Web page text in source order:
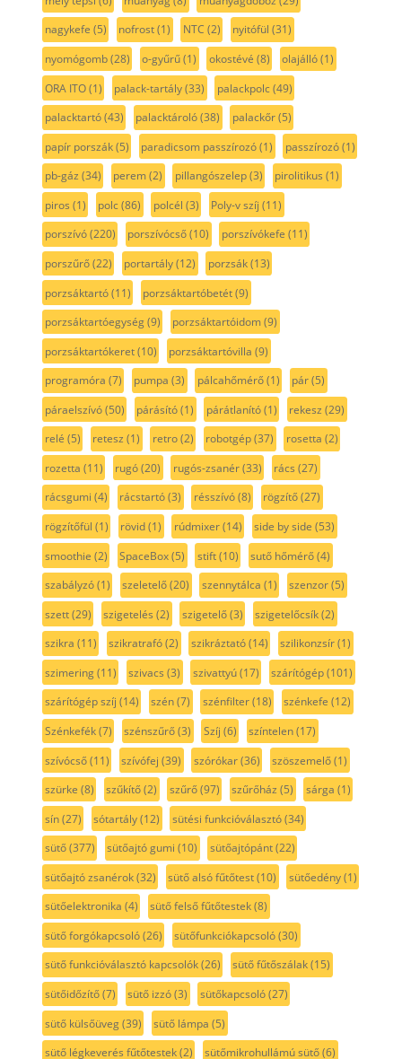
nagykefe (5) nofrost(1) NTC (2) nyitófül (31)
nyomógomb(28) o-gyűrű(1) okostévé (8) olajálló(1)
ORA ITO(1) palack-tartály(33) palackpolc(49)
palacktartó(43) palacktároló(38) palackőr(5)
papír porszák(5) paradicsom passzírozó(1) passzírozó(1)
pb-gáz (34) perem(2) pillangószelep(3) pirolitikus (1)
piros (1) polc(86) polcél (3) Poly-v szíj (11)
porszívó(220) porszívócső(10) porszívókefe (11)
porszűrő(22) portartály(12) porzsák(13)
porzsáktartó(11) porzsáktartóbetét(9)
porzsáktartóegység(9) porzsáktartóidom(9)
porzsáktartókeret(10) porzsáktartóvilla (9)
programóra (7) pumpa (3) pálcahőmérő(1) pár(5)
páraelszívó(50) párásító(1) párátlanító(1) rekesz (29)
relé (5) retesz (1) retro(2) robotgép(37) rosetta (2)
rozetta (11) rugó(20) rugós-zsanér(33) rács (27)
rácsgumi (4) rácstartó(3) résszívó(8) rögzítő(27)
rögzítőfül (1) rövid(1) rúdmixer(14) side by side (53)
smoothie (2) SpaceBox(5) stift(10) sutő hőmérő(4)
szabályzó(1) szeletelő(20) szennytálca (1) szenzor(5)
szett(29) szigetelés (2) szigetelő(3) szigetelőcsík(2)
szikra (11) szikratrafó(2) szikráztató(14) szilikonzsír(1)
szimering(11) szivacs (3) szivattyú(17) szárítógép(101)
szárítógép szíj (14) szén(7) szénfilter(18) szénkefe (12)
Szénkefék(7) szénszűrő(3) Szíj (6) színtelen(17)
szívócső(11) szívófej (39) szórókar(36) szöszemelő(1)
szürke (8) szűkítő(2) szűrő(97) szűrőház (5) sárga (1)
sín(27) sótartály(12) sütési funkcióválasztó(34)
sütő(377) sütőajtó gumi (10) sütőajtópánt(22)
sütőajtó zsanérok(32) sütő alsó fűtőtest(10) sütőedény(1)
sütőelektronika (4) sütő felső fűtőtestek(8)
sütő forgókapcsoló(26) sütőfunkciókapcsoló(30)
sütő funkcióválasztó kapcsolók(26) sütő fűtőszálak(15)
sütőidőzítő(7) sütő izzó(3) sütőkapcsoló(27)
sütő külsőüveg(39) sütő lámpa (5)
sütő légkeverés fűtőtestek(2) sütőmikrohullámú sütő(6)